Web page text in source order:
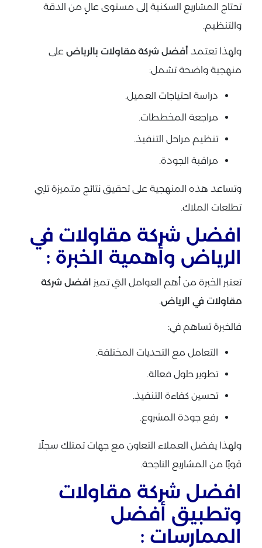
تحتاج المشاريع السكنية إلى مستوى عالٍ من الدقة
والتنظيم.
ولهذا تعتمد أفضل شركة مقاولات بالرياض على
منهجية واضحة تشمل:
دراسة احتياجات العميل.
مراجعة المخططات.
تنظيم مراحل التنفيذ.
مراقبة الجودة.
وتساعد هذه المنهجية على تحقيق نتائج متميزة تلبي
تطلعات الملاك.
افضل شركة مقاولات في
الرياض وأهمية الخبرة :
تعتبر الخبرة من أهم العوامل التي تميز افضل شركة
مقاولات في الرياض
فالخبرة تساهم في:
التعامل مع التحديات المختلفة.
تطوير حلول فعالة.
تحسين كفاءة التنفيذ.
رفع جودة المشروع.
ولهذا يفضل العملاء التعاون مع جهات تمتلك سجلًا
قويًا من المشاريع الناجحة.
افضل شركة مقاولات
وتطبيق أفضل
الممارسات :